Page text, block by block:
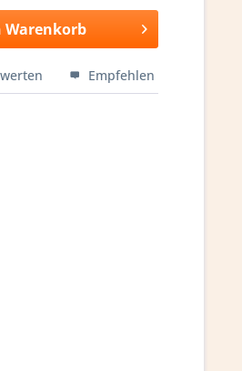
Warenkorb
Empfehlen